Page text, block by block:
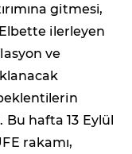
gitmesi,
ilerleyen
ve
hafta 13 Eylül
rakamı,